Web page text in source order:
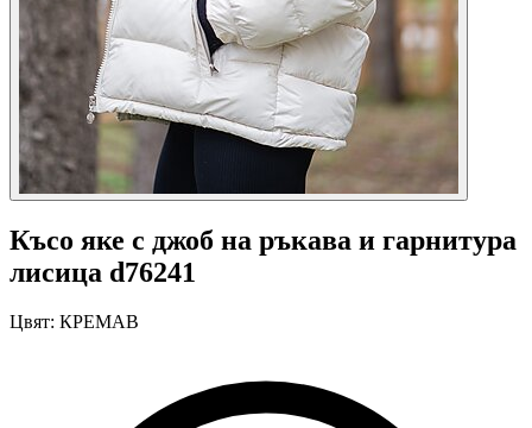
Късо яке с джоб на ръкава и гарнитура
лисица d76241
Цвят: КРЕМАВ